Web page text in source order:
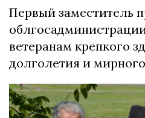
Первый заместитель
ветеранам крепкого
долголетия и